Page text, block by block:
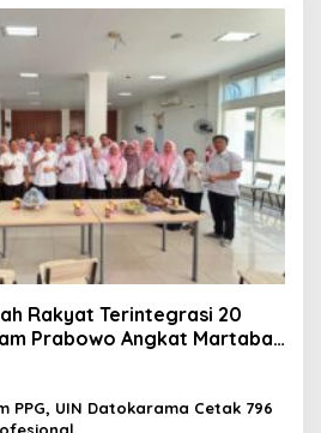
Rakyat Terintegrasi 20
Prabowo Angkat Martabat
PPG, UIN Datokarama Cetak 796